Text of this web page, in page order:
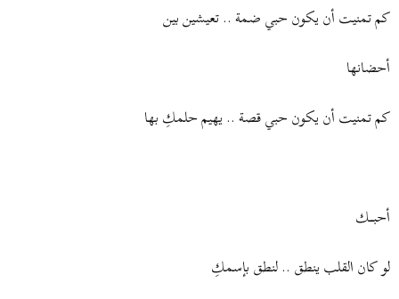
كم تمنيت أن يكون حبي ضمة .. تعيشين بين
أحضانها
كم تمنيت أن يكون حبي قصة .. يهيم حلمكِ بها
أحبــــك
لو كان القلب ينطق .. لنطق بإسمكِ